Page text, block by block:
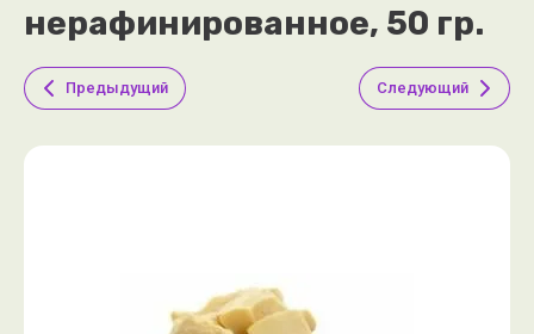
нерафинированное, 50 гр.
Предыдущий Следующий